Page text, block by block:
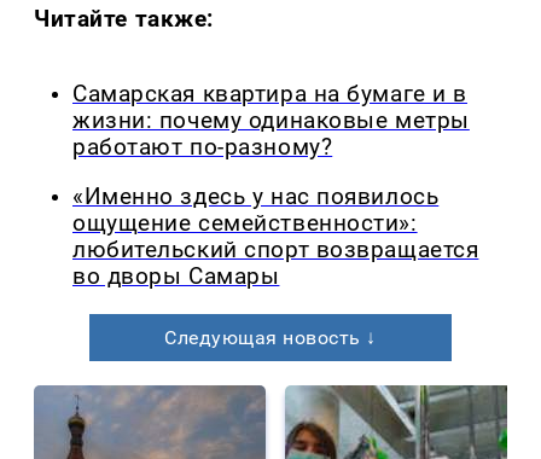
Читайте также:
Самарская квартира на бумаге и в
жизни: почему одинаковые метры
работают по-разному?
«Именно здесь у нас появилось
ощущение семейственности»:
любительский спорт возвращается
во дворы Самары
Следующая новость ↓